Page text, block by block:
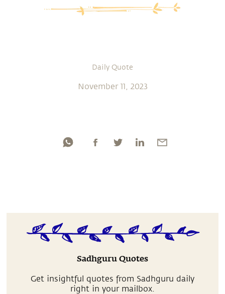
Daily Quote
November 11, 2023
Sadhguru Quotes
Get insightful quotes from Sadhguru daily
right in your mailbox.